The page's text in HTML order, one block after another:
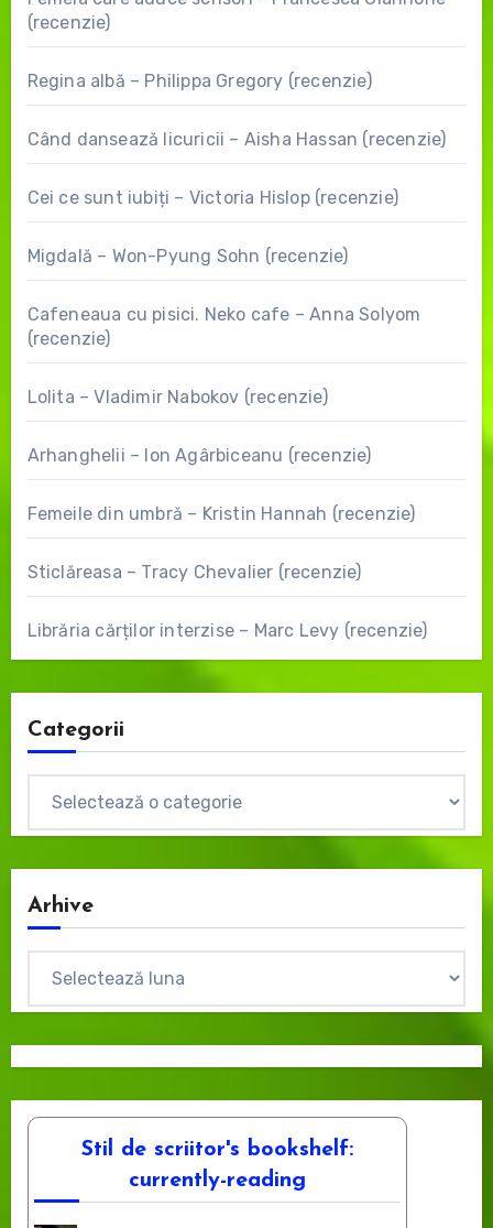
(recenzie)
Regina albă – Philippa Gregory (recenzie)
Când dansează licuricii – Aisha Hassan (recenzie)
Cei ce sunt iubiți – Victoria Hislop (recenzie)
Migdală – Won-Pyung Sohn (recenzie)
Cafeneaua cu pisici. Neko cafe – Anna Solyom
(recenzie)
Lolita – Vladimir Nabokov (recenzie)
Arhanghelii – Ion Agârbiceanu (recenzie)
Femeile din umbră – Kristin Hannah (recenzie)
Sticlăreasa – Tracy Chevalier (recenzie)
Librăria cărților interzise – Marc Levy (recenzie)
Categorii
Arhive
Stil de scriitor's bookshelf:
currently-reading